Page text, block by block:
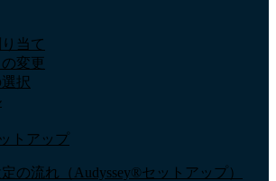
当て
変更
択
トアップ
の流れ（Audyssey®セットアップ）